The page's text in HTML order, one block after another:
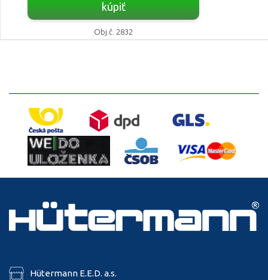
kúpiť
Obj.č. 2832
Hütermann E.E.D. a.s.